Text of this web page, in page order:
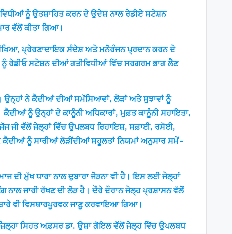
ਨੂੰ ਉਤਸ਼ਾਹਿਤ ਕਰਨ ਦੇ ਉਦੇਸ਼ ਨਾਲ ਰੇਡੀਏ ਸਟੇਸ਼ਨ
ਵੱਲੋਂ ਕੀਤਾ ਗਿਆ।
ਪ੍ਰੇਰਣਾਦਾਇਕ ਸੰਦੇਸ਼ ਅਤੇ ਮਨੋਰੰਜਨ ਪ੍ਰਦਾਨ ਕਰਨ ਦੇ
ਰੇਡੀਓ ਸਟੇਸ਼ਨ ਦੀਆਂ ਗਤੀਵਿਧੀਆਂ ਵਿੱਚ ਸਰਗਰਮ ਭਾਗ ਲੈਣ
ਨੇ ਕੈਦੀਆਂ ਦੀਆਂ ਸਮੱਸਿਆਵਾਂ, ਲੋੜਾਂ ਅਤੇ ਸੁਝਾਵਾਂ ਨੂੰ
ਨੂੰ ਉਨ੍ਹਾਂ ਦੇ ਕਾਨੂੰਨੀ ਅਧਿਕਾਰਾਂ, ਮੁਫ਼ਤ ਕਾਨੂੰਨੀ ਸਹਾਇਤਾ,
ਜੀ ਵੱਲੋਂ ਜੇਲ੍ਹਾਂ ਵਿੱਚ ਉਪਲਬਧ ਰਿਹਾਇਸ਼, ਸਫ਼ਾਈ, ਰਸੋਈ,
ਨੂੰ ਸਾਰੀਆਂ ਲੋੜੀਂਦੀਆਂ ਸਹੂਲਤਾਂ ਨਿਯਮਾਂ ਅਨੁਸਾਰ ਸਮੇਂ-
ਦੀ ਮੁੱਖ ਧਾਰਾ ਨਾਲ ਦੁਬਾਰਾ ਜੋੜਨਾ ਵੀ ਹੈ। ਇਸ ਲਈ ਜੇਲ੍ਹਾਂ
ਜਾਰੀ ਰੱਖਣ ਦੀ ਲੋੜ ਹੈ। ਦੌਰੇ ਦੌਰਾਨ ਜੇਲ੍ਹ ਪ੍ਰਸ਼ਾਸਨ ਵੱਲੋਂ
ਵੀ ਵਿਸਥਾਰਪੂਰਵਕ ਜਾਣੂ ਕਰਵਾਇਆ ਗਿਆ।
ਸਿਹਤ ਅਫ਼ਸਰ ਡਾ. ਉਸ਼ਾ ਗੋਇਲ ਵੱਲੋਂ ਜੇਲ੍ਹ ਵਿੱਚ ਉਪਲਬਧ